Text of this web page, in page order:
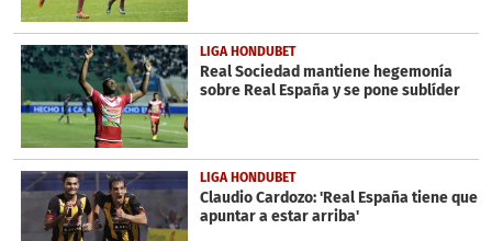
LIGA HONDUBET
Real Sociedad mantiene hegemonía
sobre Real España y se pone sublíder
LIGA HONDUBET
Claudio Cardozo: 'Real España tiene que
apuntar a estar arriba'